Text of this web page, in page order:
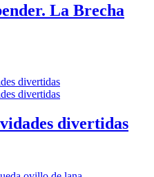
La Brecha
divertidas